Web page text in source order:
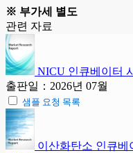
※ 부가세 별도
관련 자료
NICU 인큐베이터
출판일：2026년 07월
샘플 요청 목록
이산화탄소 인큐베